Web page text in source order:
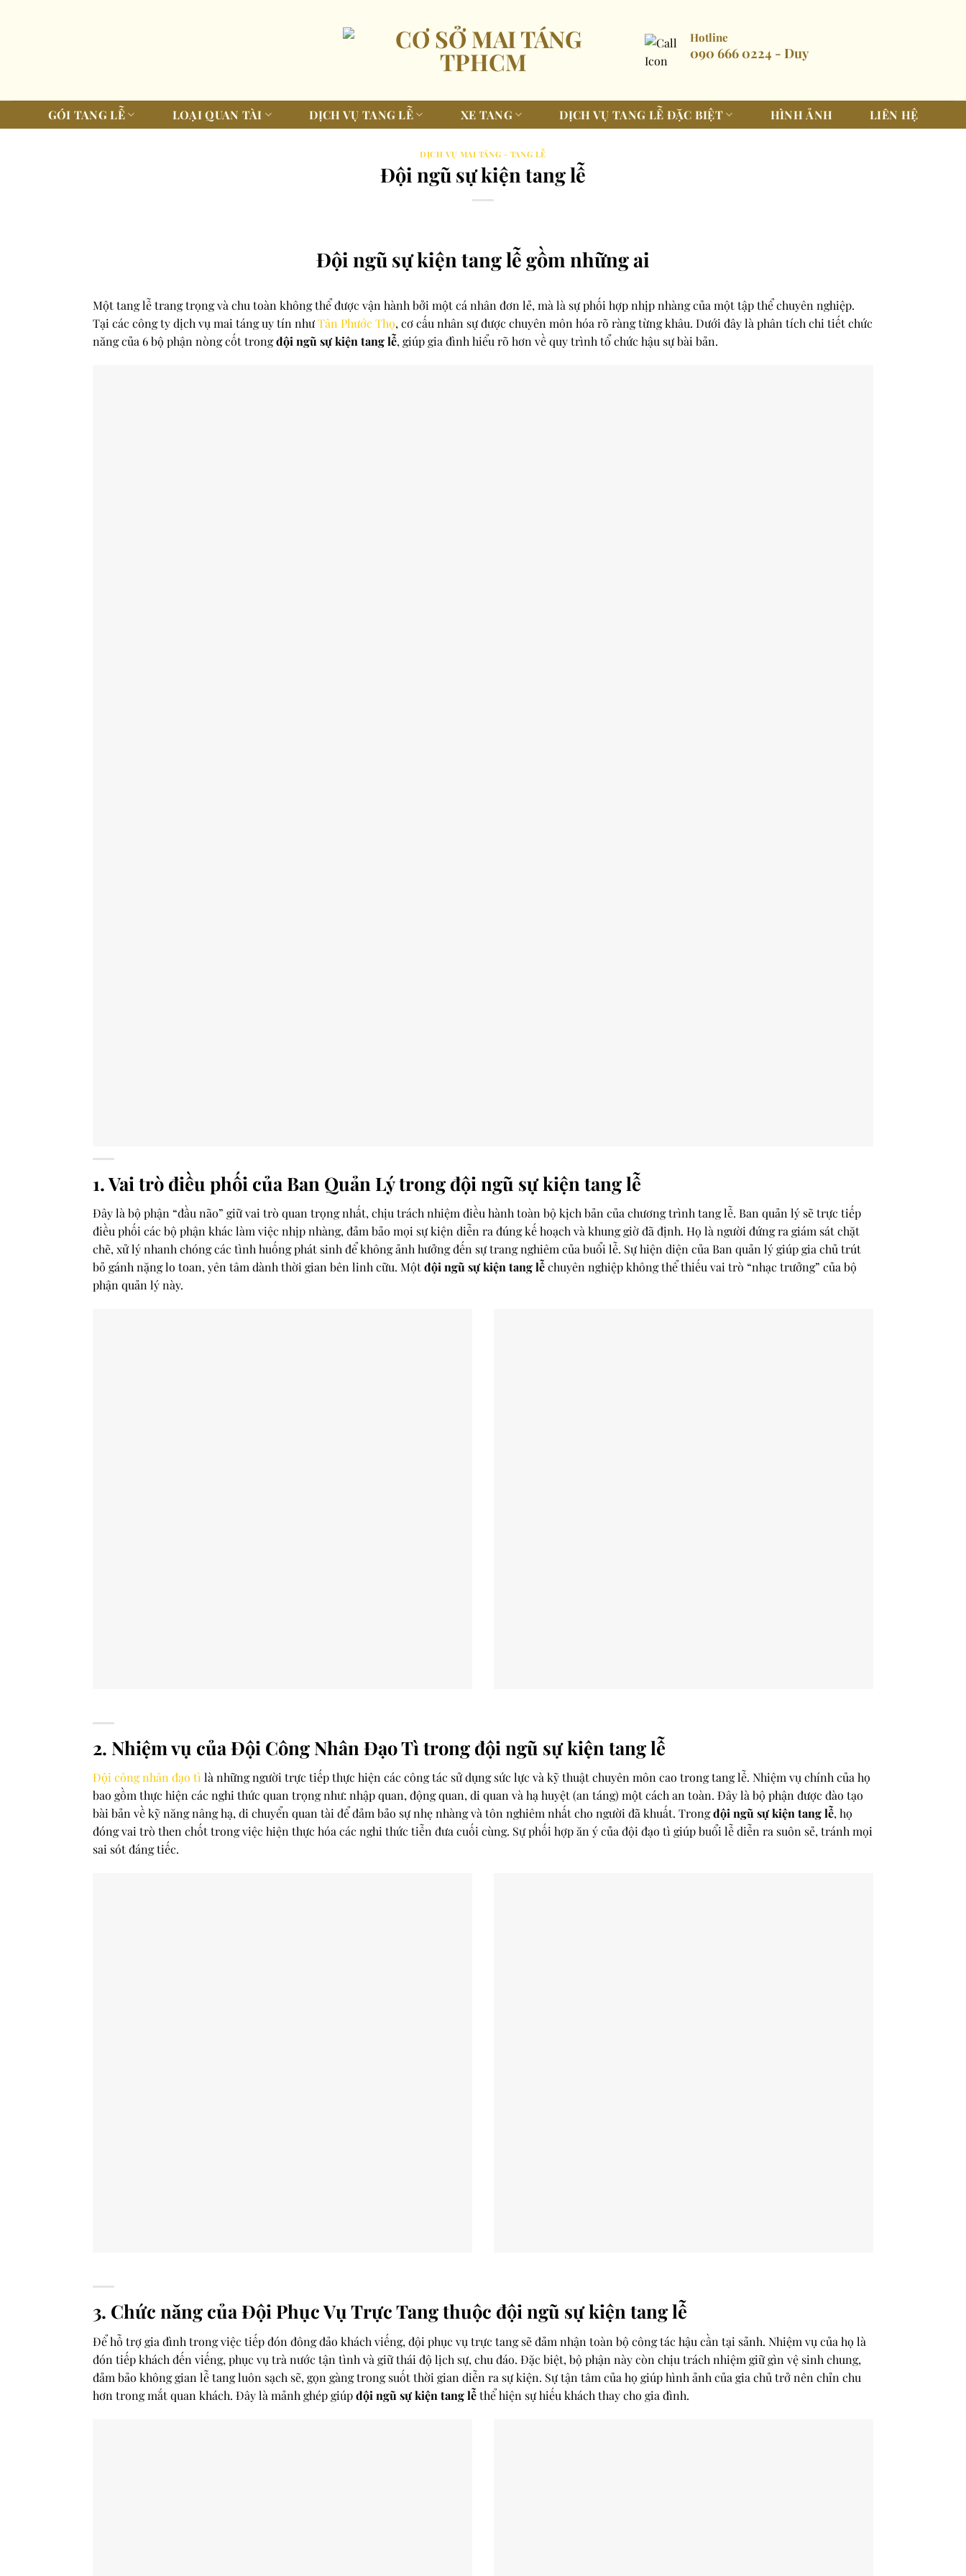
Hotline
090 666 0224 - Duy
GÓI TANG LỄ LOẠI QUAN TÀI DỊCH VỤ TANG LỄ XE TANG DỊCH VỤ TANG LỄ ĐẶC BIỆT HÌNH ẢNH LIÊN HỆ
DỊCH VỤ MAI TÁNG - TANG LỄ
Đội ngũ sự kiện tang lễ
Đội ngũ sự kiện tang lễ gồm những ai
Một tang lễ trang trọng và chu toàn không thể được vận hành bởi một cá nhân đơn lẻ, mà là sự phối hợp nhịp nhàng của một tập thể chuyên nghiệp.
Tại các công ty dịch vụ mai táng uy tín nhưTân Phước Thọ, cơ cấu nhân sự được chuyên môn hóa rõ ràng từng khâu. Dưới đây là phân tích chi tiết chức
năng của 6 bộ phận nòng cốt trongđội ngũ sự kiện tang lễ, giúp gia đình hiểu rõ hơn về quy trình tổ chức hậu sự bài bản.
1. Vai trò điều phối của Ban Quản Lý trong đội ngũ sự kiện tang lễ
Đây là bộ phận “đầu não” giữ vai trò quan trọng nhất, chịu trách nhiệm điều hành toàn bộ kịch bản của chương trình tang lễ. Ban quản lý sẽ trực tiếp
điều phối các bộ phận khác làm việc nhịp nhàng, đảm bảo mọi sự kiện diễn ra đúng kế hoạch và khung giờ đã định. Họ là người đứng ra giám sát chặt
chẽ, xử lý nhanh chóng các tình huống phát sinh để không ảnh hưởng đến sự trang nghiêm của buổi lễ. Sự hiện diện của Ban quản lý giúp gia chủ trút
bỏ gánh nặng lo toan, yên tâm dành thời gian bên linh cữu. Mộtđội ngũ sự kiện tang lễchuyên nghiệp không thể thiếu vai trò “nhạc trưởng” của bộ
phận quản lý này.
2. Nhiệm vụ của Đội Công Nhân Đạo Tì trong đội ngũ sự kiện tang lễ
Đội công nhân đạo tìlà những người trực tiếp thực hiện các công tác sử dụng sức lực và kỹ thuật chuyên môn cao trong tang lễ. Nhiệm vụ chính của họ
bao gồm thực hiện các nghi thức quan trọng như: nhập quan, động quan, di quan và hạ huyệt (an táng) một cách an toàn. Đây là bộ phận được đào tạo
bài bản về kỹ năng nâng hạ, di chuyển quan tài để đảm bảo sự nhẹ nhàng và tôn nghiêm nhất cho người đã khuất. Trongđội ngũ sự kiện tang lễ, họ
đóng vai trò then chốt trong việc hiện thực hóa các nghi thức tiễn đưa cuối cùng. Sự phối hợp ăn ý của đội đạo tì giúp buổi lễ diễn ra suôn sẻ, tránh mọi
sai sót đáng tiếc.
3. Chức năng của Đội Phục Vụ Trực Tang thuộc đội ngũ sự kiện tang lễ
Để hỗ trợ gia đình trong việc tiếp đón đông đảo khách viếng, đội phục vụ trực tang sẽ đảm nhận toàn bộ công tác hậu cần tại sảnh. Nhiệm vụ của họ là
đón tiếp khách đến viếng, phục vụ trà nước tận tình và giữ thái độ lịch sự, chu đáo. Đặc biệt, bộ phận này còn chịu trách nhiệm giữ gìn vệ sinh chung,
đảm bảo không gian lễ tang luôn sạch sẽ, gọn gàng trong suốt thời gian diễn ra sự kiện. Sự tận tâm của họ giúp hình ảnh của gia chủ trở nên chỉn chu
hơn trong mắt quan khách. Đây là mảnh ghép giúpđội ngũ sự kiện tang lễthể hiện sự hiếu khách thay cho gia đình.